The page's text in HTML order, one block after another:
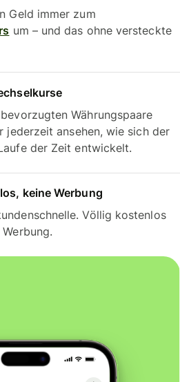
Geld immer zum
um – und das ohne versteckte
Währungspaare
jederzeit ansehen, wie sich der
der Zeit entwickelt.
keine Werbung
Völlig kostenlos